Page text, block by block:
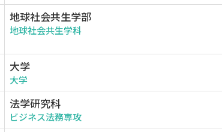
地球社会共生学部
地球社会共生学科
大学
大学
法学研究科
ビジネス法務専攻